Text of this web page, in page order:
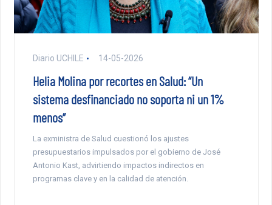
Diario UCHILE 14-05-2026
Helia Molina por recortes en Salud: “Un
sistema desfinanciado no soporta ni un 1%
menos”
La exministra de Salud cuestionó los ajustes
presupuestarios impulsados por el gobierno de José
Antonio Kast, advirtiendo impactos indirectos en
programas clave y en la calidad de atención.